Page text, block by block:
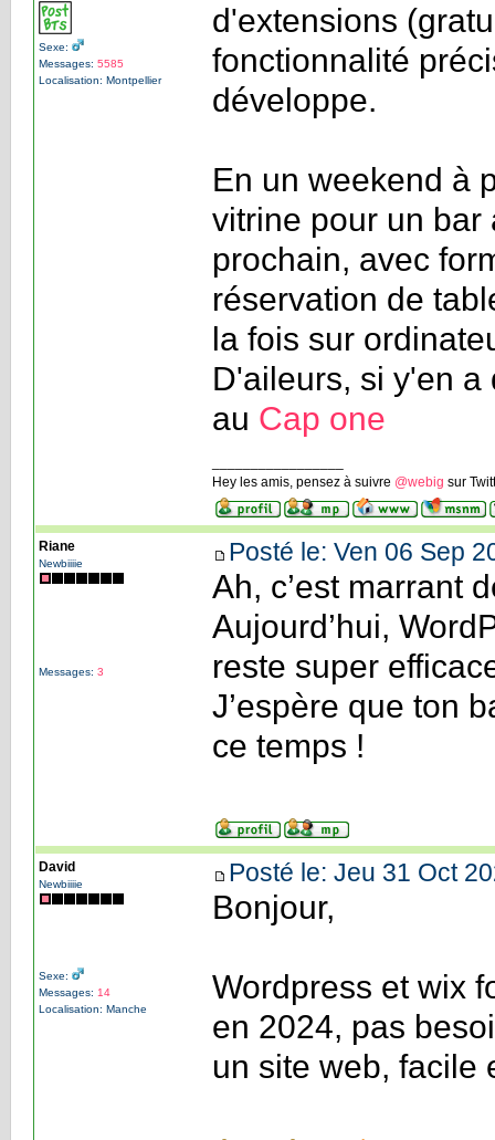
Sexe:
Messages: 5585
Localisation: Montpellier
d'extensions
fonctionnalité
développe.
En un weekend à
vitrine pour un bar
prochain, avec
réservation de
la fois sur
D'aileurs, si y'en a
au Cap one
Hey les amis, pensez à suivre @webig sur
Riane
Newbiiiie
Messages: 3
Posté le: Ven 06 Sep
Ah, c’est marrant
Aujourd’hui,
reste super
J’espère que ton
ce temps !
David
Newbiiiie
Sexe:
Messages: 14
Localisation: Manche
Posté le: Jeu 31 Oct
Bonjour,
Wordpress et wix
en 2024, pas
un site web, facile